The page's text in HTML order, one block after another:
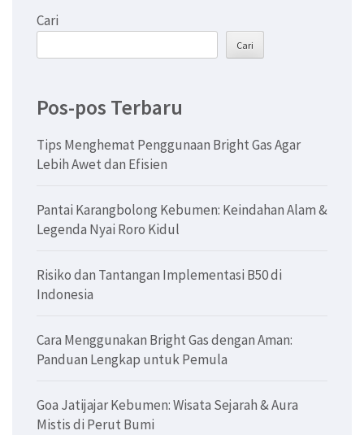
Cari
Cari
Pos-pos Terbaru
Tips Menghemat Penggunaan Bright Gas Agar
Lebih Awet dan Efisien
Pantai Karangbolong Kebumen: Keindahan Alam &
Legenda Nyai Roro Kidul
Risiko dan Tantangan Implementasi B50 di
Indonesia
Cara Menggunakan Bright Gas dengan Aman:
Panduan Lengkap untuk Pemula
Goa Jatijajar Kebumen: Wisata Sejarah & Aura
Mistis di Perut Bumi